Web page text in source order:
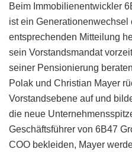
Beim Immobilienentwickler
ist ein
entsprechenden Mitteilung
sein Vorstandsmandat
seiner Pensionierung
Polak und Christian Mayer
Vorstandsebene auf und
die neue
Geschäftsführer von 6B47
COO bekleiden, Mayer